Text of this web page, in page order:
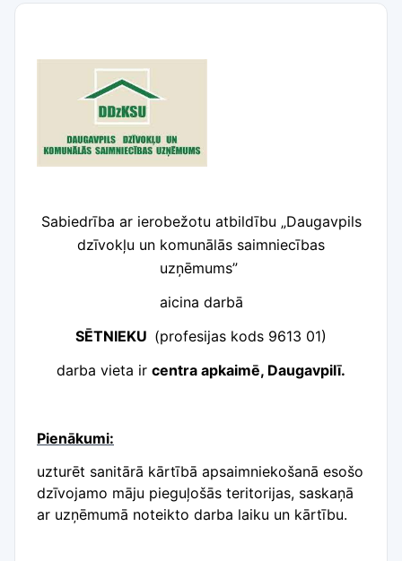
Sabiedrība ar ierobežotu atbildību „Daugavpils
dzīvokļu un komunālās saimniecības
uzņēmums”
aicina darbā
SĒTNIEKU (profesijas kods 9613 01)
darba vieta ir centra apkaimē, Daugavpilī.
Pienākumi:
uzturēt sanitārā kārtībā apsaimniekošanā esošo
dzīvojamo māju pieguļošās teritorijas, saskaņā
ar uzņēmumā noteikto darba laiku un kārtību.